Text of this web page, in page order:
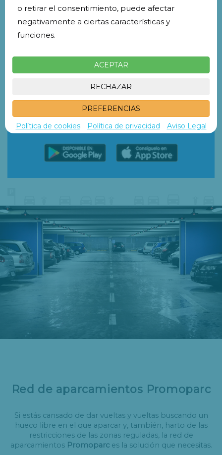
¡DESCÁRGATE LA APP!
Reserva tu plaza con múltiples ventajas y
benefíciate de descuentos exclusivos.
Red de aparcamientos Promoparc
Si estás cansado de dar vueltas y vueltas buscando un
hueco libre en el que aparcar y, también, harto de las
restricciones de las zonas reguladas, la red de
aparcamientos Promoparc es la solución que necesitas.
o retirar el consentimiento, puede afectar
negativamente a ciertas características y
funciones.
ACEPTAR
RECHAZAR
PREFERENCIAS
Política de cookies
Política de privacidad Aviso Legal